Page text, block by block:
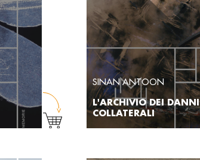
SINAN ANTOON
L'ARCHIVIO DEI DANNI
COLLATERALI